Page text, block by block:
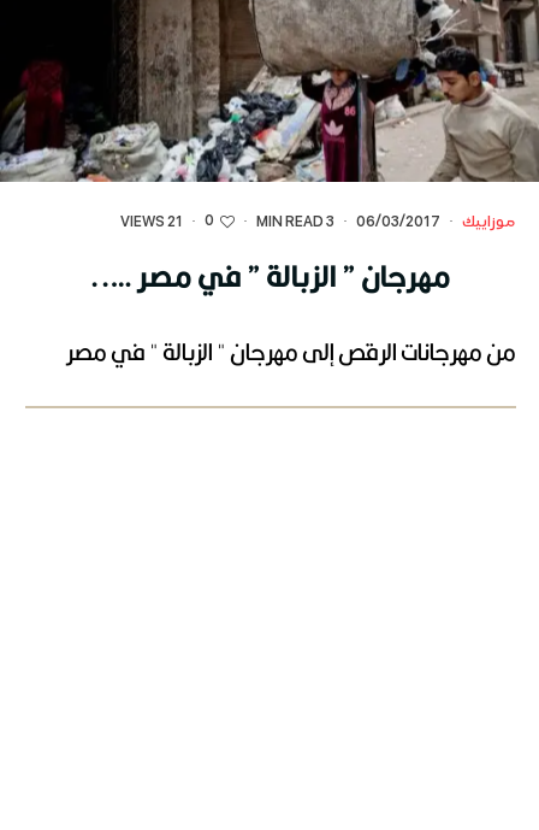
موزاييك ·
06/03/2017
·
3 MIN READ
·
0
·
21 VIEWS
مهرجان ” الزبالة ” في مصر …..
من مهرجانات الرقص إلى مهرجان " الزبالة " في مصر